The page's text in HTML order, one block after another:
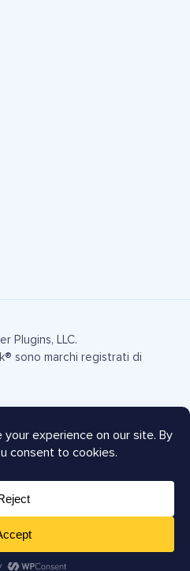
Plugins, LLC.
sono marchi registrati di